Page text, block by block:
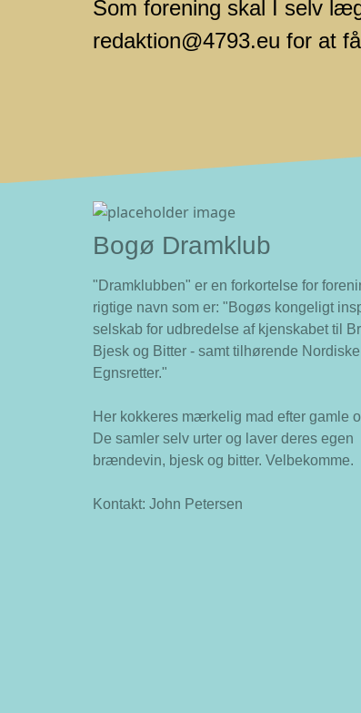
Som forening skal I selv
redaktion@4793.eu for at
Bogø Dramklub
"Dramklubben" er en forkortelse for
rigtige navn som er: "Bogøs kongeligt
selskab for udbredelse af kjenskabet til
Bjesk og Bitter - samt tilhørende Nordiske
Egnsretter."
Her kokkeres mærkelig mad efter gamle
De samler selv urter og laver deres egen
brændevin, bjesk og bitter. Velbekomme.
Kontakt: John Petersen